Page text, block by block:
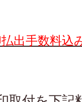
出手数料込み